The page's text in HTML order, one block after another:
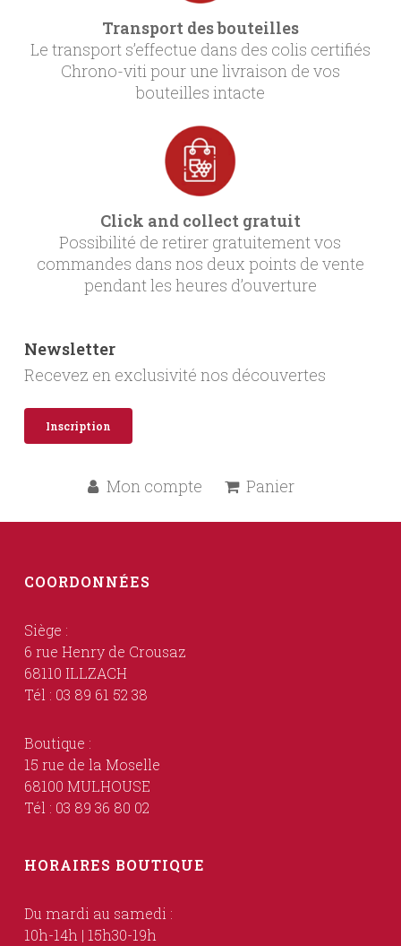
Transport des bouteilles
Le transport s’effectue dans des colis certifiés
Chrono-viti pour une livraison de vos
bouteilles intacte
Click and collect gratuit
Possibilité de retirer gratuitement vos
commandes dans nos deux points de vente
pendant les heures d’ouverture
Newsletter
Recevez en exclusivité nos découvertes
Inscription
Mon compte Panier
COORDONNÉES
Siège :
6 rue Henry de Crousaz
68110 ILLZACH
Tél : 03 89 61 52 38
Boutique :
15 rue de la Moselle
68100 MULHOUSE
Tél : 03 89 36 80 02
HORAIRES BOUTIQUE
Du mardi au samedi :
10h-14h | 15h30-19h